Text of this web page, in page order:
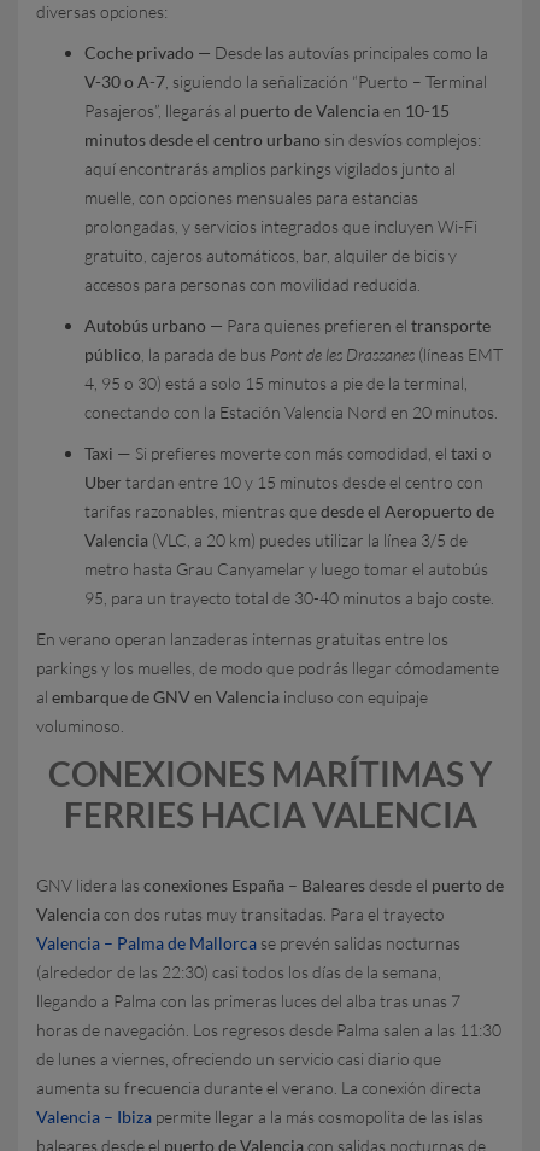
diversas opciones:
Coche privado — Desde las autovías principales como la
V-30 o A-7 , siguiendo la señalización “Puerto – Terminal
Pasajeros”, llegarás al puerto de Valencia en 10-15
minutos desde el centro urbano sin desvíos complejos:
aquí encontrarás amplios parkings vigilados junto al
muelle, con opciones mensuales para estancias
prolongadas, y servicios integrados que incluyen Wi-Fi
gratuito, cajeros automáticos, bar, alquiler de bicis y
accesos para personas con movilidad reducida.
Autobús urbano — Para quienes prefieren el transporte
público , la parada de bus Pont de les Drassanes (líneas EMT
4, 95 o 30) está a solo 15 minutos a pie de la terminal,
conectando con la Estación Valencia Nord en 20 minutos.
Taxi — Si prefieres moverte con más comodidad, el taxi o
Uber tardan entre 10 y 15 minutos desde el centro con
tarifas razonables, mientras quedesde el Aeropuerto de
Valencia (VLC, a 20 km) puedes utilizar la línea 3/5 de
metro hasta Grau Canyamelar y luego tomar el autobús
95, para un trayecto total de 30-40 minutos a bajo coste.
En verano operan lanzaderas internas gratuitas entre los
parkings y los muelles, de modo que podrás llegar cómodamente
al embarque de GNV en Valencia incluso con equipaje
voluminoso.
CONEXIONES MARÍTIMAS Y
FERRIES HACIA VALENCIA
GNV lidera las conexiones España – Balearesdesde el puerto de
Valencia con dos rutas muy transitadas. Para el trayecto
Valencia – Palma de Mallorca se prevén salidas nocturnas
(alrededor de las 22:30) casi todos los días de la semana,
llegando a Palma con las primeras luces del alba tras unas 7
horas de navegación. Los regresos desde Palma salen a las 11:30
de lunes a viernes, ofreciendo un servicio casi diario que
aumenta su frecuencia durante el verano. La conexión directa
Valencia – Ibiza permite llegar a la más cosmopolita de las islas
baleares desde el puerto de Valencia con salidas nocturnas de